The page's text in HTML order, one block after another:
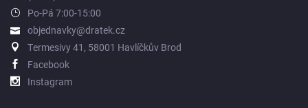
Po-Pá 7:00-15:00
objednavky@dratek.cz
Termesivy 41, 58001 Havlíčkův Brod
Facebook
Instagram